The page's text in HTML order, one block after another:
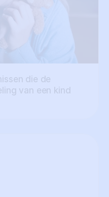
die de
van een kind